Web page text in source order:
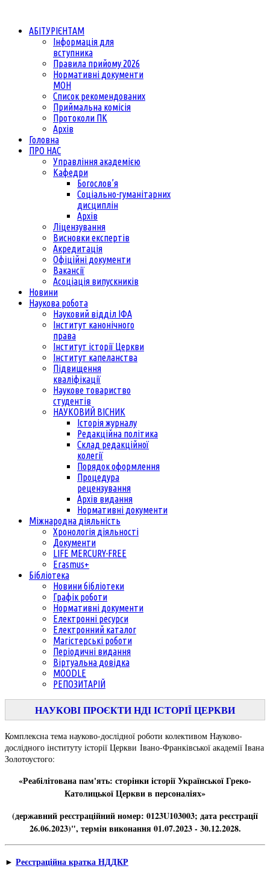
АБІТУРІЄНТАМ
Інформація для
вступника
Правила прийому 2026
Нормативні документи
МОН
Список рекомендованих
Приймальна комісія
Протоколи ПК
Архів
Головна
ПРО НАС
Управління академією
Кафедри
Богослов’я
Соціально-гуманітарних
дисциплін
Архів
Ліцензування
Висновки експертів
Акредитація
Офіційні документи
Вакансії
Асоціація випускників
Новини
Наукова робота
Науковий відділ ІФА
Інститут канонічного
права
Інститут історії Церкви
Інститут капеланства
Підвищення
кваліфікації
Наукове товариство
студентів
НАУКОВИЙ ВІСНИК
Історія журналу
Редакційна політика
Склад редакційної
колегії
Порядок оформлення
Процедура
рецензування
Архів видання
Нормативні документи
Міжнародна діяльність
Хронологія діяльності
Документи
LIFE MERCURY-FREE
Erasmus+
Бібліотека
Новини бібліотеки
Графік роботи
Нормативні документи
Електронні ресурси
Електронний каталог
Магістерські роботи
Періодичні видання
Віртуальна довідка
MOODLE
РЕПОЗИТАРІЙ
НАУКОВІ ПРОЄКТИ НДІ ІСТОРІЇ ЦЕРКВИ
Комплексна тема науково-дослідної роботи колективом Науково-
дослідного інституту історії Церкви Івано-Франківської академії Івана
Золотоустого:
«Реабілітована пам'ять: сторінки історії Української Греко-
Католицької Церкви в персоналіях»
(державний реєстраційний номер: 0123U103003; дата реєстрації
26.06.2023)", термін виконання 01.07.2023 - 30.12.2028.
► Реєстраційна кратка НДДКР